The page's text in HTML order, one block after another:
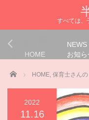
すべては、
HOME
NEWS
お知ら
Home HOME, 保育士さん
2022
11.16